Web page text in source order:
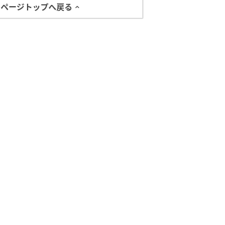
ページトップへ戻る